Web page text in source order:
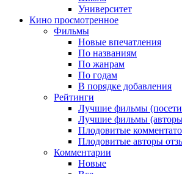
Университет
Кино просмотренное
Фильмы
Новые впечатления
По названиям
По жанрам
По годам
В порядке добавления
Рейтинги
Лучшие фильмы
Лучшие фильмы
Плодовитые
Плодовитые авторы
Комментарии
Новые